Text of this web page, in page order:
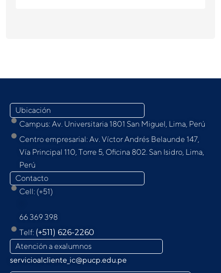
Ubicación
Campus: Av. Universitaria 1801 San Miguel, Lima, Perú
Centro empresarial: Av. Víctor Andrés Belaunde 147,
Vía Principal 110, Torre 5, Oﬁcina 802. San Isidro, Lima,
Perú
Contacto
Cell: (+51)
66 369 398
Telf: (+511) 626-2260
Atención a exalumnos
servicioalcliente_ic@pucp.edu.pe